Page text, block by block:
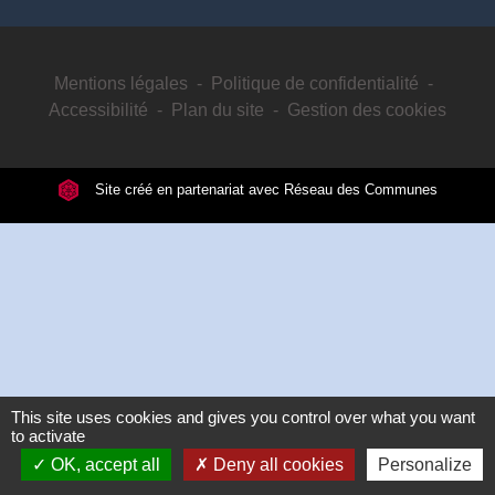
Mentions légales - Politique de confidentialité -
Accessibilité - Plan du site - Gestion des cookies
Site créé en partenariat avec Réseau des Communes
This site uses cookies and gives you control over what you want
to activate
OK, accept all
Deny all cookies Personalize